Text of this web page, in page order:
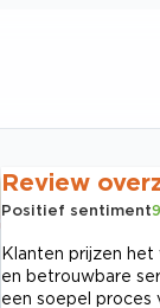
Review
Positief sentiment
Klanten prijzen
en betrouwbare
een soepel